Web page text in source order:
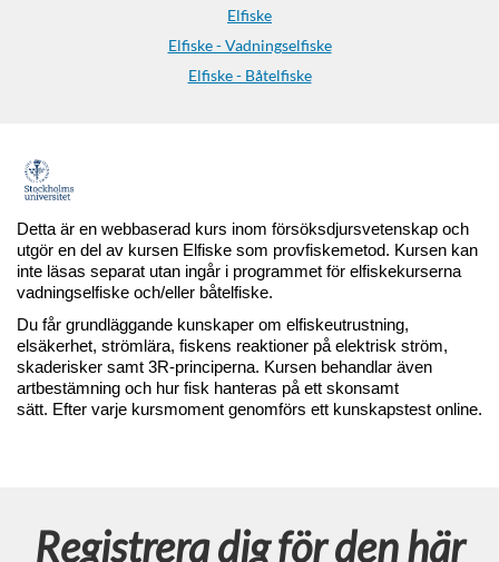
Elfiske
Elfiske - Vadningselfiske
Elfiske - Båtelfiske
F
u
l
l
s
n
Detta är en webbaserad kurs inom försöksdjursvetenskap och
utgör en del av kursen Elfiske som provfiskemetod. Kursen kan
inte läsas separat utan ingår i programmet för elfiskekurserna
vadningselfiske och/eller båtelfiske.
Du får grundläggande kunskaper om elfiskeutrustning,
elsäkerhet, strömlära, fiskens reaktioner på elektrisk ström,
skaderisker samt 3R‑principerna. Kursen behandlar även
artbestämning och hur fisk hanteras på ett skonsamt
sätt. Efter varje kursmoment genomförs ett kunskapstest online.
Registrera dig för den här